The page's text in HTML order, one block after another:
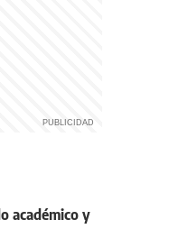
académico y